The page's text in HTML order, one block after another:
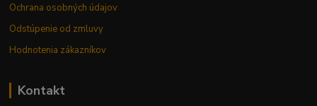
Ochrana osobných údajov
Odstúpenie od zmluvy
Hodnotenia zákazníkov
Kontakt